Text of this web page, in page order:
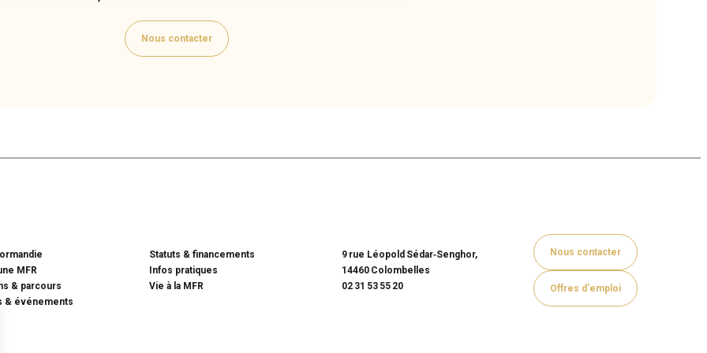
Nous contacter
MFR
& parcours
& événements
Statuts & financements
Infos pratiques
Vie à la MFR
9 rue Léopold Sédar‑Senghor,
14460 Colombelles
02 31 53 55 20
Nous contacter
Offres d'emploi